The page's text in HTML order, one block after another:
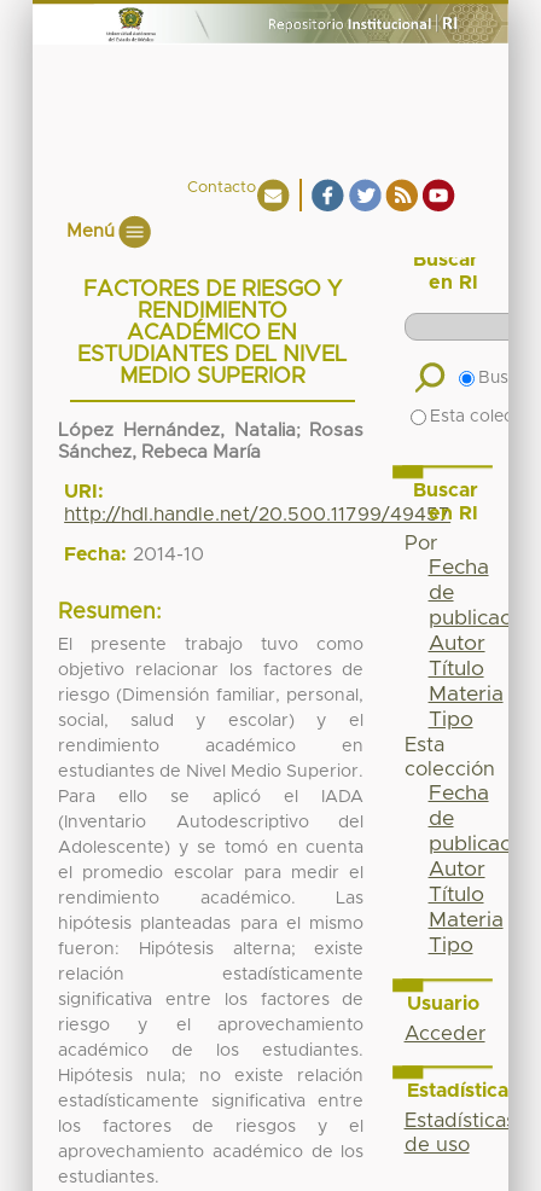
Contacto
Menú
FACTORES DE RIESGO Y
RENDIMIENTO
ACADÉMICO EN
ESTUDIANTES DEL NIVEL
MEDIO SUPERIOR
López Hernández, Natalia;
Rosas
Sánchez, Rebeca María
URI:
http://hdl.handle.net/20.500.11799/49457
Fecha: 2014-10
Resumen:
El presente trabajo tuvo como
objetivo relacionar los factores de
riesgo (Dimensión familiar, personal,
social, salud y escolar) y el
rendimiento académico en
estudiantes de Nivel Medio Superior.
Para ello se aplicó el IADA
(Inventario Autodescriptivo del
Adolescente) y se tomó en cuenta
el promedio escolar para medir el
rendimiento académico. Las
hipótesis planteadas para el mismo
fueron: Hipótesis alterna; existe
relación estadísticamente
significativa entre los factores de
riesgo y el aprovechamiento
académico de los estudiantes.
Hipótesis nula; no existe relación
estadísticamente significativa entre
los factores de riesgos y el
aprovechamiento académico de los
estudiantes.
Buscar
en RI
Buscar
Esta
Buscar
en RI
Por
Fecha
de
publicación
Autor
Título
Materia
Tipo
Esta
colección
Fecha
de
publicación
Autor
Título
Materia
Tipo
Usuario
Acceder
Estadísticas
Estadísticas
de uso